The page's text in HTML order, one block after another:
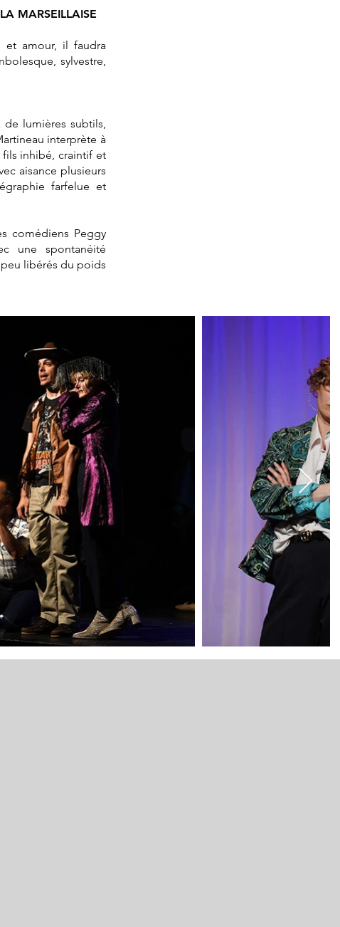
LA MARSEILLAISE
et amour, il faudra
sylvestre,
de lumières subtils,
interprète à
inhibé, craintif et
aisance plusieurs
farfelue et
comédiens Peggy
une spontanéité
libérés du poids